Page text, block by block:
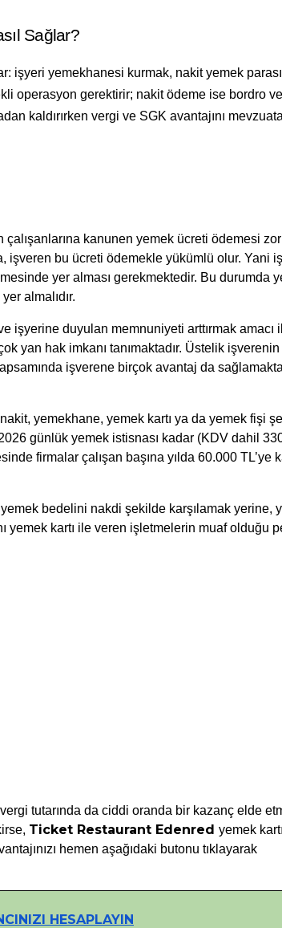
Sağlar?
işyeri yemekhanesi kurmak, nakit yemek
operasyon gerektirir; nakit ödeme ise bordro
kaldırırken vergi ve SGK avantajını
kanunen yemek ücreti ödemesi
işveren bu ücreti ödemekle yükümlü olur. Yani
yer alması gerekmektedir. Bu durumda
almalıdır.
işyerine duyulan memnuniyeti arttırmak amacı
yan hak imkanı tanımaktadır. Üstelik işverenin
işverene birçok avantaj da
yemekhane, yemek kartı ya da yemek fişi
günlük yemek istisnası kadar (KDV dahil
firmalar çalışan başına yılda 60.000 TL’ye
bedelini nakdi şekilde karşılamak yerine,
yemek kartı ile veren işletmelerin muaf olduğu
tutarında da ciddi oranda bir kazanç elde
Ticket Restaurant Edenred yemek kartı
hemen aşağıdaki butonu tıklayarak
HESAPLAYIN